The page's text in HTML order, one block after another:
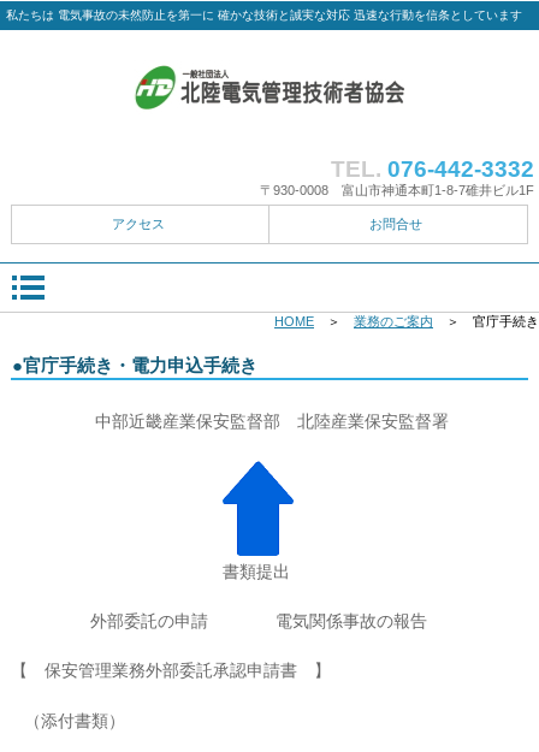
私たちは 電気事故の未然防止を第一に 確かな技術と誠実な対応 迅速な行動を信条としています
TEL. 076-442-3332
〒930-0008 富山市神通本町1-8-7碓井ビル1F
アクセス お問合せ
HOME ＞ 業務のご案内 ＞ 官庁手続き
●官庁手続き・電力申込手続き
中部近畿産業保安監督部 北陸産業保安監督署
書類提出
外部委託の申請 電気関係事故の報告
【 保安管理業務外部委託承認申請書 】
（添付書類）